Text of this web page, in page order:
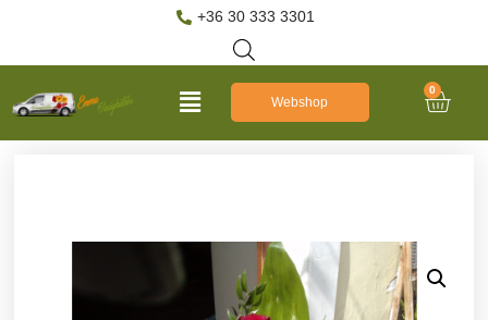
+36 30 333 3301
Webshop
0